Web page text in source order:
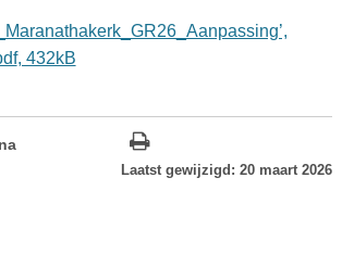
, 432kB
Laatst gewijzigd: 20 maart 2026